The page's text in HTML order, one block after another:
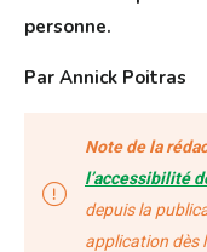
personne.
Par Annick Poitras
Note de la
l’accessibilité
depuis la
application dès